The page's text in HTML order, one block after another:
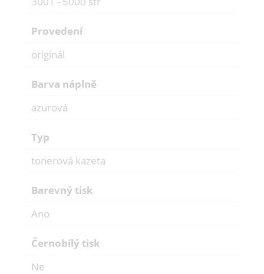
Provedení
originál
Barva náplně
azurová
Typ
tonerová kazeta
Barevný tisk
Ano
Černobílý tisk
Ne